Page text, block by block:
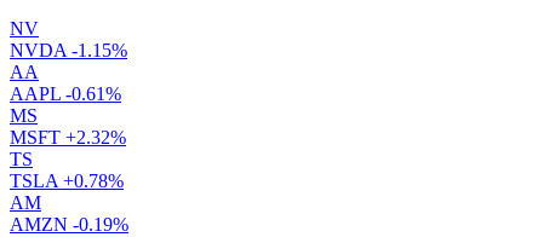
NV
NVDA -1.15%
AA
AAPL -0.61%
MS
MSFT +2.32%
TS
TSLA +0.78%
AM
AMZN -0.19%